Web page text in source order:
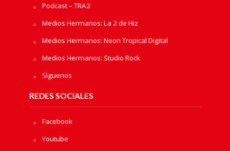
Podcast – TRA2
Medios Hermanos: La 2 de Hiz
Medios Hermanos: Neon Tropical Digital
Medios Hermanos: Studio Rock
Sìguenos
REDES SOCIALES
Facebook
Youtube